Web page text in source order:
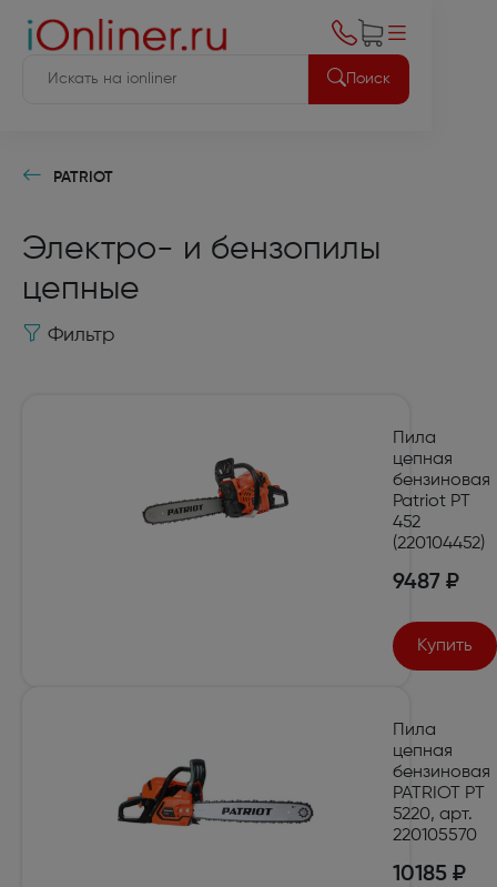
Поиск
PATRIOT
Электро- и бензопилы
цепные
Фильтр
Пила
цепная
бензиновая
Patriot PT
452
(220104452)
9487 ₽
Купить
Пила
цепная
бензиновая
PATRIOT PT
5220, арт.
220105570
10185 ₽